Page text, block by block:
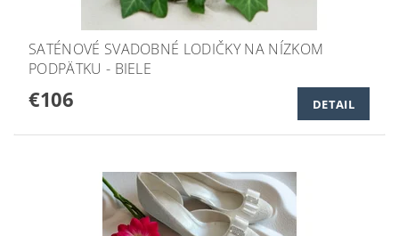
SATÉNOVÉ SVADOBNÉ LODIČKY NA NÍZKOM
PODPÄTKU - BIELE
€106 DETAIL